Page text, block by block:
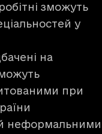
зможуть
у
на
при
неформальними